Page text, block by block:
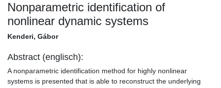
Nonparametric identification of
nonlinear dynamic systems
Kenderi, Gábor
Abstract (englisch):
A nonparametric identification method for highly nonlinear
systems is presented that is able to reconstruct the underlying